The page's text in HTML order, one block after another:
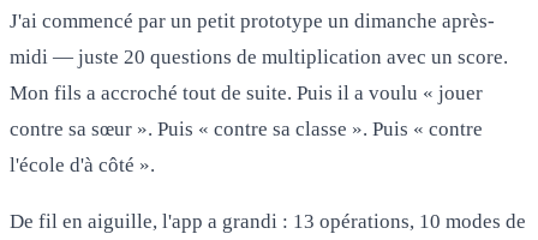
J'ai commencé par un petit prototype un dimanche après-
midi — juste 20 questions de multiplication avec un score.
Mon fils a accroché tout de suite. Puis il a voulu « jouer
contre sa sœur ». Puis « contre sa classe ». Puis « contre
l'école d'à côté ».
De fil en aiguille, l'app a grandi : 13 opérations, 10 modes de